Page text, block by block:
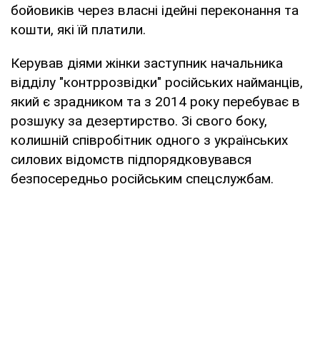
бойовиків через власні ідейні переконання та
кошти, які їй платили.
Керував діями жінки заступник начальника
відділу "контррозвідки" російських найманців,
який є зрадником та з 2014 року перебуває в
розшуку за дезертирство. Зі свого боку,
колишній співробітник одного з українських
силових відомств підпорядковувався
безпосередньо російським спецслужбам.